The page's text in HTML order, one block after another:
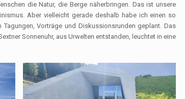
die Natur, die Berge näherbringen. Das ist unsere
Aber vielleicht gerade deshalb habe ich einen so
Vorträge und Diskussionsrunden geplant. Das
Sonnenuhr, aus Urwelten entstanden, leuchtet in eine